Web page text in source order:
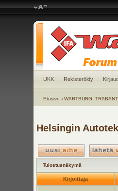
UKK Rekisteröidy
Etusivu ‹ WARTBURG,
Helsingin
Tulostusnäkymä
Kirjoittaja